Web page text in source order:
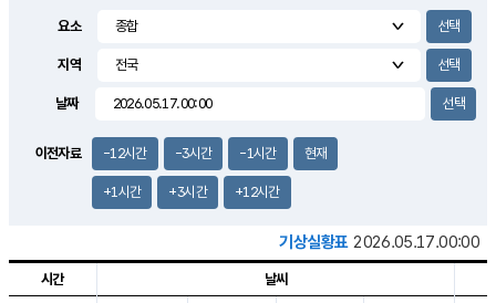
3.6m/s
요소
지역
날짜
이전자료 -12시간 -3시간 -1시간 현재
+1시간 +3시간 +12시간
기상실황표 2026.05.17.00:00
시간 날씨